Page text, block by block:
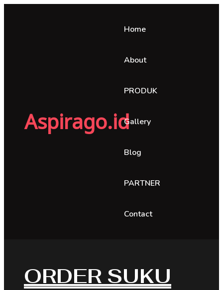
Aspirago.id
Home
About
PRODUK
Gallery
Blog
PARTNER
Contact
ORDER SUKU